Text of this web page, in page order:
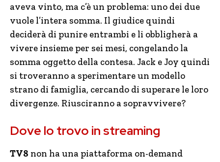
aveva vinto, ma c’è un problema: uno dei due
vuole l’intera somma. Il giudice quindi
deciderà di punire entrambi e li obbligherà a
vivere insieme per sei mesi, congelando la
somma oggetto della contesa. Jack e Joy quindi
si troveranno a sperimentare un modello
strano di famiglia, cercando di superare le loro
divergenze. Riusciranno a sopravvivere?
Dove lo trovo in streaming
TV8 non ha una piattaforma on-demand